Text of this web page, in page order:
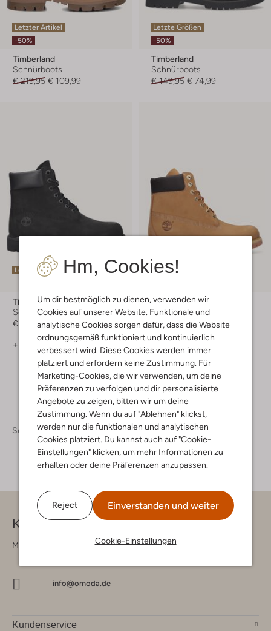
Hm, Cookies!
Um dir bestmöglich zu dienen, verwenden wir
Cookies auf unserer Website. Funktionale und
analytische Cookies sorgen dafür, dass die Website
ordnungsgemäß funktioniert und kontinuierlich
verbessert wird. Diese Cookies werden immer
platziert und erfordern keine Zustimmung. Für
Marketing-Cookies, die wir verwenden, um deine
Präferenzen zu verfolgen und dir personalisierte
Angebote zu zeigen, bitten wir um deine
Zustimmung. Wenn du auf "Ablehnen" klickst,
werden nur die funktionalen und analytischen
Cookies platziert. Du kannst auch auf "Cookie-
Einstellungen" klicken, um mehr Informationen zu
erhalten oder deine Präferenzen anzupassen.
Reject Einverstanden und weiter
Cookie-Einstellungen
Letzter Artikel
-50%
Timberland
Schnürboots
€ 219,95 € 109,99
Letzte Größen
-50%
Timberland
Schnürboots
€ 149,95 € 74,99
Letzter Artikel
Timberland
Schnürboots
€ 229,99
+ mehr farben
Letzter Artikel
Timberland
Schnürboots
€ 229,99
Schuhe Schuhe Damen
Kontakt
Montag - Freitag 09:00 - 17:00 uur
info@omoda.de
Kundenservice